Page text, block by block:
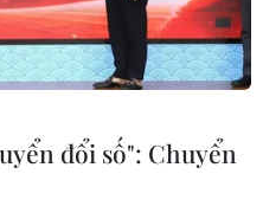
đổi số": Chuyển